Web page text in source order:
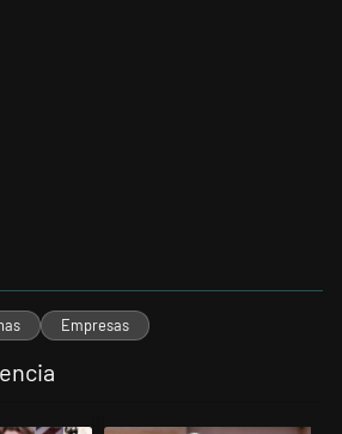
Empresas